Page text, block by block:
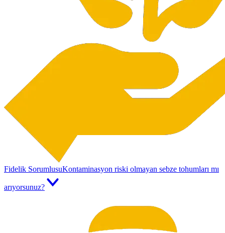
Fidelik SorumlusuKontaminasyon riski olmayan sebze tohumları mı
arıyorsunuz?